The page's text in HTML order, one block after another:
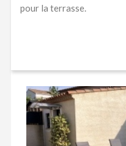
pour la terrasse.